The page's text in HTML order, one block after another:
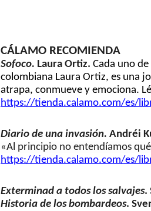
CÁLAMO RECOMIENDA
Sofoco. Laura Ortiz. Cada uno
colombiana Laura Ortiz, es una
atrapa, conmueve y emociona.
https://tienda.calamo.com/es/
Diario de una invasión. Andréi
«Al principio no entendíamos
https://tienda.calamo.com/es/
Exterminad a todos los salvajes.
Historia de los bombardeos.